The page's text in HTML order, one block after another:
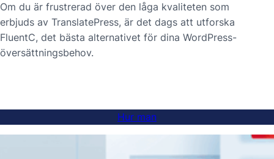
Om du är frustrerad över den låga kvaliteten som
erbjuds av TranslatePress, är det dags att utforska
FluentC, det bästa alternativet för dina WordPress-
översättningsbehov.
Hur man